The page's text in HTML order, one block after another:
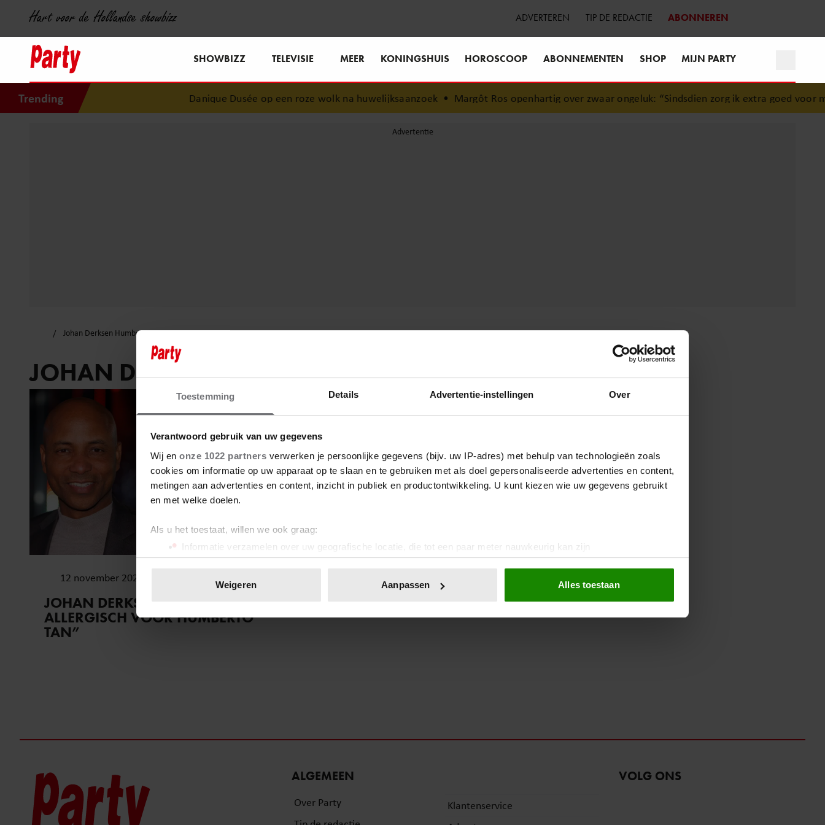
Toestemming Details Advertentie-instellingen Over
Verantwoord gebruik van uw gegevens
Wij en onze 1022 partners verwerken je persoonlijke gegevens (bijv. uw IP-adres) met behulp van technologieën zoals
cookies om informatie op uw apparaat op te slaan en te gebruiken met als doel gepersonaliseerde advertenties en content,
metingen aan advertenties en content, inzicht in publiek en productontwikkeling. U kunt kiezen wie uw gegevens gebruikt
en met welke doelen.
Als u het toestaat, willen we ook graag:
Informatie verzamelen over uw geografische locatie, die tot een paar meter nauwkeurig kan zijn
Uw apparaat identificeren door het actief te scannen op specifieke eigenschappen (fingerprinting)
toestemming op elk moment wijzigen of intrekken in de Cookieverklaring.
We gebruiken cookies om content en advertenties te personaliseren, om functies voor social media te bieden en om ons
Weigeren Aanpassen Alles toestaan
Hart voor de Hollandse showbizz ADVERTEREN TIP DE REDACTIE ABONNEREN
SHOWBIZZ TELEVISIE MEER KONINGSHUIS HOROSCOOP ABONNEMENTEN SHOP MIJN PARTY
Trending Danique Dusée op een roze wolk na huwelijksaanzoek•Margôt Ros openhartig over zwaar ongeluk: “Sindsdien zorg ik extra goed voor mijn
Johan Derksen Humberto Tan
JOHAN DERKSEN HUMBERTO TAN
12 november 2025
JOHAN DERKSEN: ‘IK BEN
ALLERGISCH VOOR HUMBERTO
TAN”
ALGEMEEN
Over Party
Klantenservice
VOLG ONS